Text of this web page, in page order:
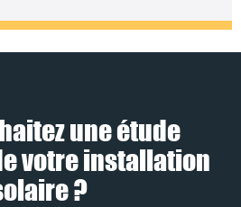
une étude
votre installation
?